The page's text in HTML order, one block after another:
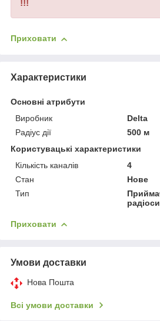
!!!
Приховати
Характеристики
Основні атрибути
Виробник
Delta
Радіус дії
500 м
Користувацькі характеристики
Кількість каналів
4
Стан
Нове
Тип
Приховати
Умови доставки
Нова Пошта
Всі умови доставки